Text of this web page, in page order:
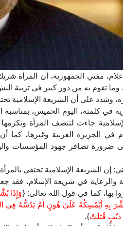
مفتي الجمهورية، أن المرأة
تقوم به من دور كبير في تربية
وشدد على أن الشريعة الإسلامية
جاءت لتنصف المرأة
في الجزيرة العربية وغيرها، كما
ضرورة تضافر جهود المؤسسات
إن الشريعة الإسلامية تحتفي
والرعاية في شريعة الإسلام، فقد
بها، كما في قول الله تعالى: {وَإِذَا
بِهِ أَيُمْسِكُهُ عَلَىٰ هُونٍ أَمْ يَدُسُّهُ فِي
ذَنْبٍ قُتلَتْ}.